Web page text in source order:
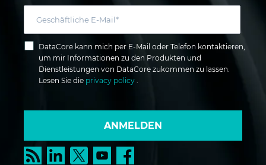
DataCore kann mich per E-Mail oder Telefon kontaktieren,
um mir Informationen zu den Produkten und
Dienstleistungen von DataCore zukommen zu lassen.
Lesen Sie die privacy policy .
ANMELDEN